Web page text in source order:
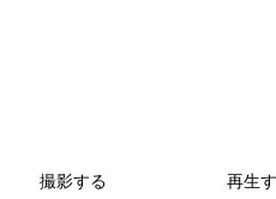
撮影する 再生